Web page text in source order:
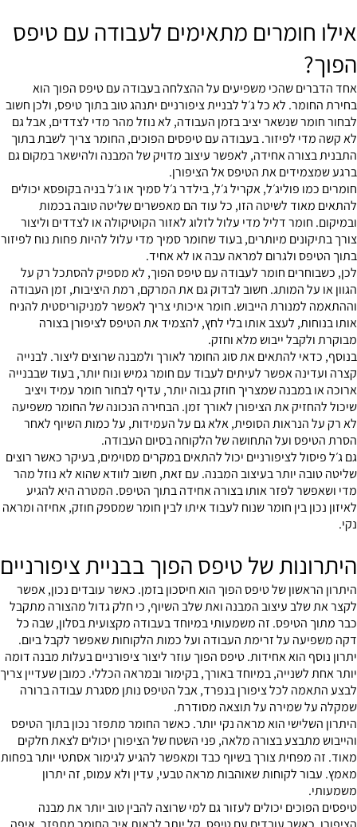
אילו חומרים מתאימים לעבודה עם טיפס
הפוך?
אחד הדברים שהכי משפיעים על ההצלחה בעבודה עם טיפס הפוך הוא
בחירת החומר. לא כל ג׳ל לבניית ציפורניים יתנהג טוב בתוך טיפס, ולכן חשוב
לבחור חומר שנשאר יציב בזמן העבודה, לא נוזל מהר מדי לצדדים, אבל גם
לא קשה מדי לפיזור. בעבודה עם טיפסים הפוכים, החומר צריך לשבת בתוך
התבנית בצורה אחידה, לאפשר עיצוב מדויק של המבנה ולהישאר במקום גם
ברגע שמצמידים את הטיפס אל הציפורן.
חומרים כמו פוליג׳ל, אקריל ג׳ל, בילדר ג׳ל סמיך או ג׳ל בניה בקופסא יכולים
להתאים מאוד לשיטה הזו, כל עוד הם מאפשרים שליטה טובה בכמות
ובמיקום. חומר דליל מדי עלול לזלוג לאזור הקוטיקולה או לצדדים וליצור
צורך בתיקונים מיותרים, בעוד שחומר סמיך מדי עלול להיות פחות נוח לפיזור
בתוך הטיפס ולגרום למראה עבה או לא אחיד.
לכן, כשבוחרים חומר לעבודה עם טיפס הפוך, לא מספיק להסתכל רק על
הגוון או על המותג. חשוב לבדוק גם את המרקם, רמת היציבות, זמן העבודה
וההתאמה למנורת הייבוש. חומר איכותי צריך לאפשר למניקוריסטית להניח
אותו בנוחות, לעצב אותו בלי לחץ, להצמיד את הטיפס לציפורן בצורה
מבוקרת ולקבל ייבוש מלא וחזק.
בנוסף, כדאי להתאים את סוג החומר לאורך ולמבנה שרוצים ליצור. לבנייה
קצרה ועדינה אפשר לעיתים לעבוד עם חומר גמיש ונוח יותר, בעוד שבבנייה
ארוכה או במבנה שמצריך חוזק גבוה יותר, עדיף לבחור חומר עמיד ויציב
שיכול להחזיק את הציפורן לאורך זמן. הבחירה הנכונה של החומר משפיעה
לא רק על הנראות הסופית, אלא גם על העמידות, על כמות השיוף לאחר
הסרת הטיפס ועל התחושה של הלקוחה בסיום העבודה.
גם ג׳ל פיסול לציפורניים יכול להתאים במקרים מסוימים, בעיקר כאשר רוצים
שליטה טובה יותר בעיצוב המבנה. עם זאת, חשוב לוודא שהוא לא נוזל מהר
מדי ושאפשר לפזר אותו בצורה אחידה בתוך הטיפס. המטרה היא להגיע
לאיזון נכון בין חומר שנוח לעבוד איתו לבין חומר שמספק חוזק, אחיזה ומראה
נקי.
היתרונות של טיפס הפוך בבניית ציפורניים
היתרון הראשון של טיפס הפוך הוא חיסכון בזמן. כאשר עובדים נכון, אפשר
לקצר את שלב עיצוב המבנה ואת שלב השיוף, כי חלק גדול מהצורה מתקבל
כבר מתוך הטיפס. זה משמעותי במיוחד בעבודה מקצועית בסלון, שבה כל
דקה משפיעה על זרימת העבודה ועל כמות הלקוחות שאפשר לקבל ביום.
יתרון נוסף הוא אחידות. טיפס הפוך עוזר ליצור ציפורניים בעלות מבנה דומה
יותר אחת לשנייה, במיוחד באורך, בקימור ובמראה הכללי. כמובן שעדיין צריך
לבצע התאמה לכל ציפורן בנפרד, אבל הטיפס נותן מסגרת עבודה ברורה
שמקלה על שמירה על תוצאה מסודרת.
היתרון השלישי הוא מראה נקי יותר. כאשר החומר מתפזר נכון בתוך הטיפס
והייבוש מתבצע בצורה מלאה, פני השטח של הציפורן יכולים לצאת חלקים
מאוד. זה מפחית צורך בשיוף כבד ומאפשר להגיע לגימור אסתטי יותר בפחות
מאמץ. עבור לקוחות שאוהבות מראה טבעי, עדין ולא עמוס, זה יתרון
משמעותי.
טיפסים הפוכים יכולים לעזור גם למי שרוצה להבין טוב יותר את מבנה